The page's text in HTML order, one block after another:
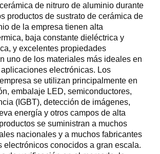
de nitruro de aluminio durante
productos de sustrato de cerámica de
de la empresa tienen alta
baja constante dieléctrica y
y excelentes propiedades
uno de los materiales más ideales en
electrónicas. Los
se utilizan principalmente en
embalaje LED, semiconductores,
(IGBT), detección de imágenes,
energía y otros campos de alta
se suministran a muchos
nacionales y a muchos fabricantes
electrónicos conocidos a gran escala.